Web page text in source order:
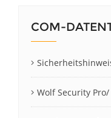
COM-
Wolf Security